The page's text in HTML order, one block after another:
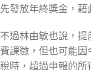
先發放年終獎金，藉
不過林由敏也說，
費課徵，但也可能
稅時，超過申報的所